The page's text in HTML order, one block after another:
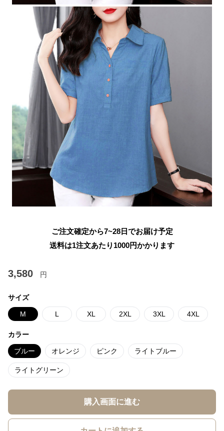
ご注文確定から7~28日でお届け予定
送料は1注文あたり 1000円かかります
3,580 円
サイズ
M L XL 2XL 3XL 4XL
カラー
ブルー オレンジ ピンク ライトブルー
ライトグリーン
購入画面に進む